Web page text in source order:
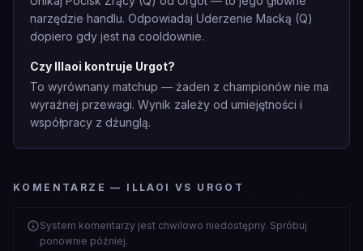
narzędzie handlu. Odpowiadaj Uderzenie Macką (Q)
dopiero gdy jest na cooldownie.
Czy Illaoi kontruje Urgot?
To wyrównany matchup — żaden z championów nie ma
wyraźnej przewagi. Wynik zależy od umiejętności i
współpracy z dżunglą.
KOMENTARZE — ILLAOI VS URGOT
System komentarzy jest chwilowo niedostępny. Spróbuj
ponownie później.